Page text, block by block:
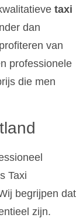
taxi
dan
van
professionele
die men
Taxi
begrijpen dat
zijn.